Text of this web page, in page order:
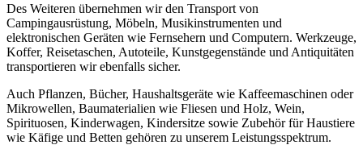
Des Weiteren übernehmen wir den Transport von
Campingausrüstung, Möbeln, Musikinstrumenten und
elektronischen Geräten wie Fernsehern und Computern. Werkzeuge,
Koffer, Reisetaschen, Autoteile, Kunstgegenstände und Antiquitäten
transportieren wir ebenfalls sicher.
Auch Pflanzen, Bücher, Haushaltsgeräte wie Kaffeemaschinen oder
Mikrowellen, Baumaterialien wie Fliesen und Holz, Wein,
Spirituosen, Kinderwagen, Kindersitze sowie Zubehör für Haustiere
wie Käfige und Betten gehören zu unserem Leistungsspektrum.